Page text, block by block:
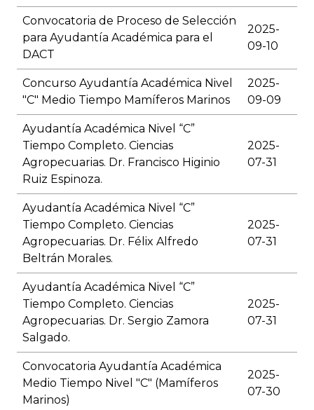
Convocatoria de Proceso de Selección
para Ayudantía Académica para el
DACT
2025-
09-10
Concurso Ayudantía Académica Nivel
"C" Medio Tiempo Mamíferos Marinos
2025-
09-09
Ayudantía Académica Nivel “C”
Tiempo Completo. Ciencias
Agropecuarias. Dr. Francisco Higinio
Ruiz Espinoza.
2025-
07-31
Ayudantía Académica Nivel “C”
Tiempo Completo. Ciencias
Agropecuarias. Dr. Félix Alfredo
Beltrán Morales.
2025-
07-31
Ayudantía Académica Nivel “C”
Tiempo Completo. Ciencias
Agropecuarias. Dr. Sergio Zamora
Salgado.
2025-
07-31
Convocatoria Ayudantía Académica
Medio Tiempo Nivel "C" (Mamíferos
Marinos)
2025-
07-30